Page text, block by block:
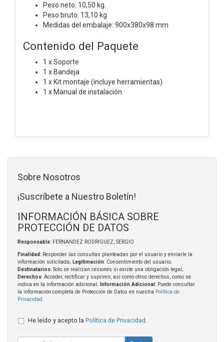
Peso neto: 10,50 kg.
Peso bruto: 13,10 kg
Medidas del embalaje: 900x380x98 mm
Contenido del Paquete
1 x Soporte
1 x Bandeja
1 x Kit montaje (incluye herramientas)
1 x Manual de instalación
Sobre Nosotros
¡Suscríbete a Nuestro Boletín!
INFORMACIÓN BÁSICA SOBRE
PROTECCIÓN DE DATOS
Responsable: FERNANDEZ RODRIGUEZ, SERGIO
Finalidad: Responder las consultas planteadas por el usuario y enviarle la
información solicitada; Legitimación: Consentimiento del usuario;
Destinatarios: Solo se realizan cesiones si existe una obligación legal;
Derechos: Acceder, rectificar y suprimir, así como otros derechos, como se
indica en la información adicional;
Información Adicional : Puede consultar
la información completa de Protección de Datos en nuestra Política de
Privacidad
He leído y acepto la Política de Privacidad